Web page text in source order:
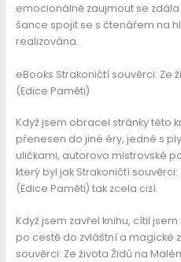
emocionálně zaujmout se
šance spojit se s čtenářem na
realizována.
eBooks Strakoničtí souvěrci: Ze
(Edice Paměti)
Když jsem obracel stránky této
přenesen do jiné éry, jedné s
uličkami, autorovo mistrovské
který byl jak Strakoničtí
(Edice Paměti) tak zcela cizí.
Když jsem zavřel knihu, cítil
po cestě do zvláštní a magické
souvěrci: Ze života Židů na